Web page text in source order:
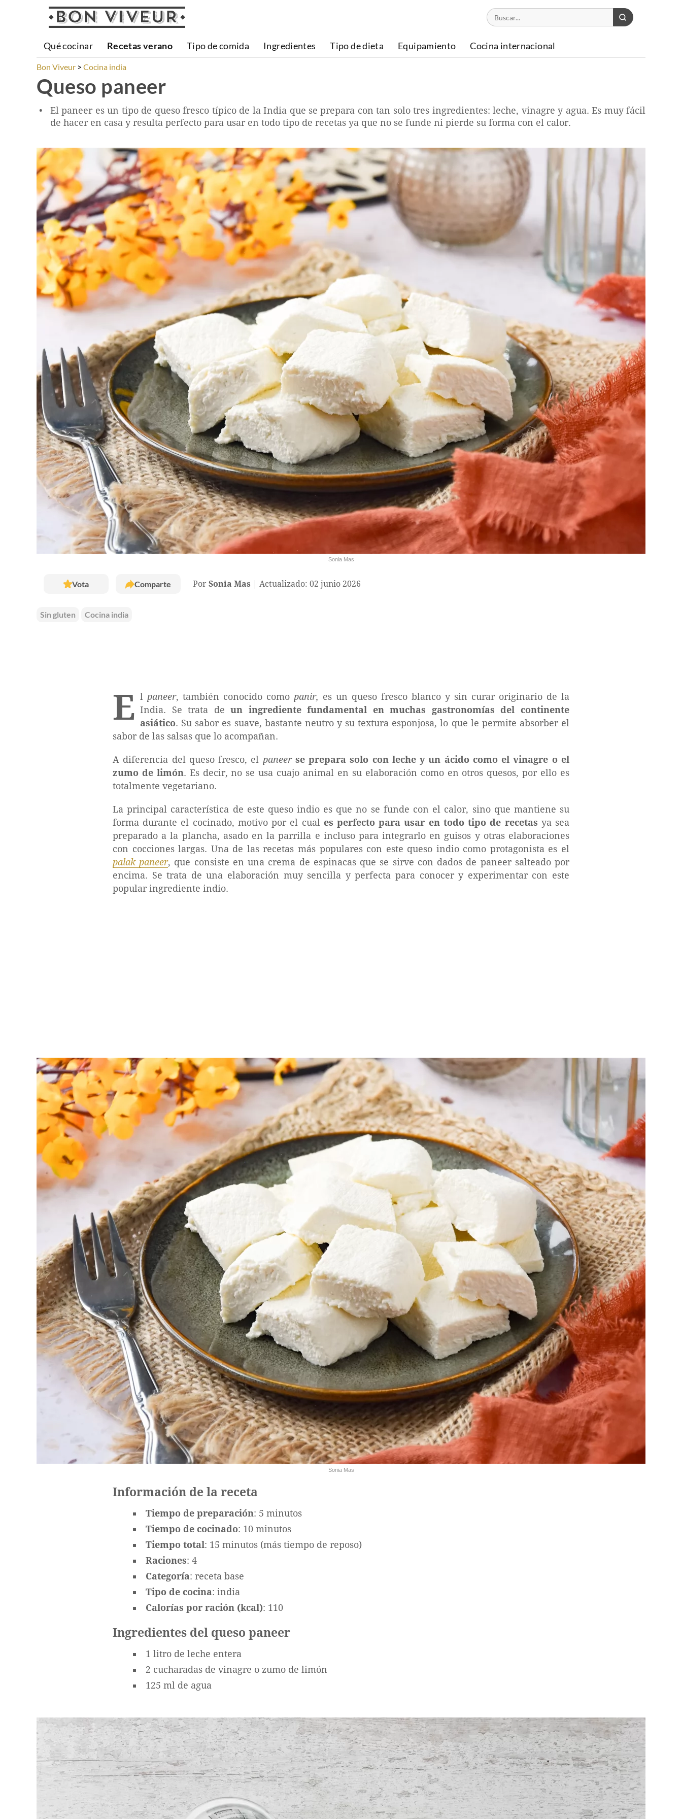
Qué cocinar Recetas verano Tipo de comida Ingredientes Tipo de dieta Equipamiento Cocina internacional
Bon Viveur Cocina india
Queso paneer
Sonia Mas
El paneer es un tipo de queso fresco típico de la India que se prepara con tan solo tres ingredientes: leche, vinagre y agua. Es muy fácil
de hacer en casa y resulta perfecto para usar en todo tipo de recetas ya que no se funde ni pierde su forma con el calor.
Vota Comparte Por Sonia Mas Actualizado: 02 junio 2026
Sin gluten Cocina india
E l paneer, también conocido como panir, es un queso fresco blanco y sin curar originario de la
India. Se trata deun ingrediente fundamental en muchas gastronomías del continente
asiático. Su sabor es suave, bastante neutro y su textura esponjosa, lo que le permite absorber el
sabor de las salsas que lo acompañan.
A diferencia del queso fresco, el paneer se prepara solo con leche y un ácido como el vinagre o el
zumo de limón. Es decir, no se usa cuajo animal en su elaboración como en otros quesos, por ello es
totalmente vegetariano.
La principal característica de este queso indio es que no se funde con el calor, sino que mantiene su
forma durante el cocinado, motivo por el cual es perfecto para usar en todo tipo de recetas ya sea
preparado a la plancha, asado en la parrilla e incluso para integrarlo en guisos y otras elaboraciones
con cocciones largas. Una de las recetas más populares con este queso indio como protagonista es el
palak paneer, que consiste en una crema de espinacas que se sirve con dados de paneer salteado por
encima. Se trata de una elaboración muy sencilla y perfecta para conocer y experimentar con este
popular ingrediente indio.
Sonia Mas
Información de la receta
Tiempo de preparación: 5 minutos
Tiempo de cocinado: 10 minutos
Tiempo total: 15 minutos (más tiempo de reposo)
Raciones: 4
Categoría: receta base
Tipo de cocina: india
Calorías por ración (kcal): 110
Ingredientes del queso paneer
1 litro de leche entera
2 cucharadas de vinagre o zumo de limón
125 ml de agua